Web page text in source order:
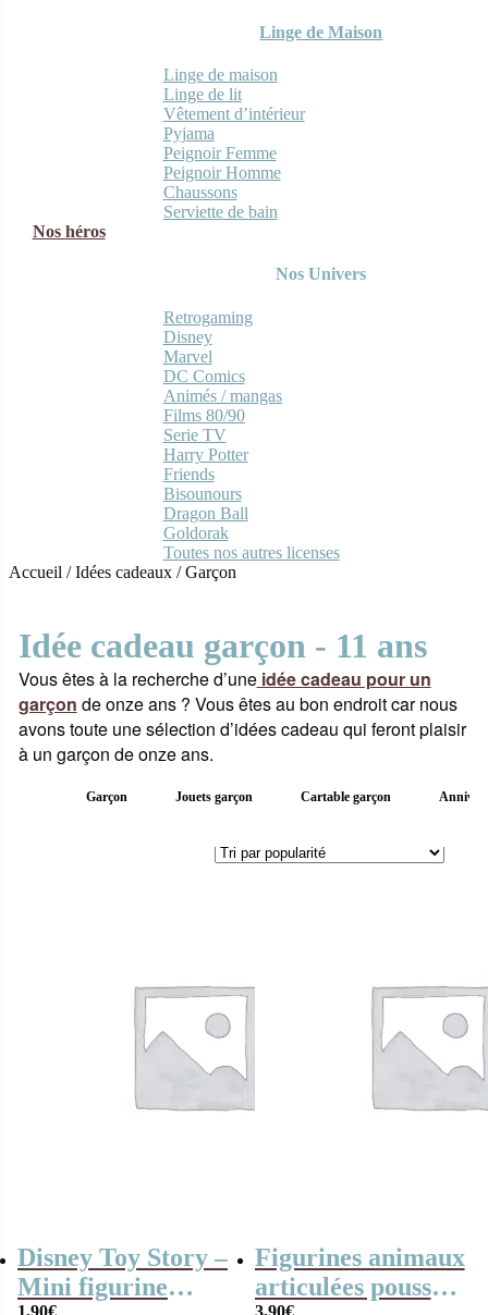
Linge de Maison
Linge de maison
Linge de lit
Vêtement d’intérieur
Pyjama
Peignoir Femme
Peignoir Homme
Chaussons
Serviette de bain
Nos héros
Nos Univers
Retrogaming
Disney
Marvel
DC Comics
Animés / mangas
Films 80/90
Serie TV
Harry Potter
Friends
Bisounours
Dragon Ball
Goldorak
Toutes nos autres licenses
Accueil /Idées cadeaux /Garçon
Idée cadeau garçon - 11 ans
Vous êtes à la recherche d’uneidée cadeau pour un
garçon de onze ans ? Vous êtes au bon endroit car nous
avons toute une sélection d’idées cadeau qui feront plaisir
à un garçon de onze ans.
Garçon Jouets garçon Cartable garçon
Disney Toy Story –
Mini figurine
Figurines animaux
articulées poussoir